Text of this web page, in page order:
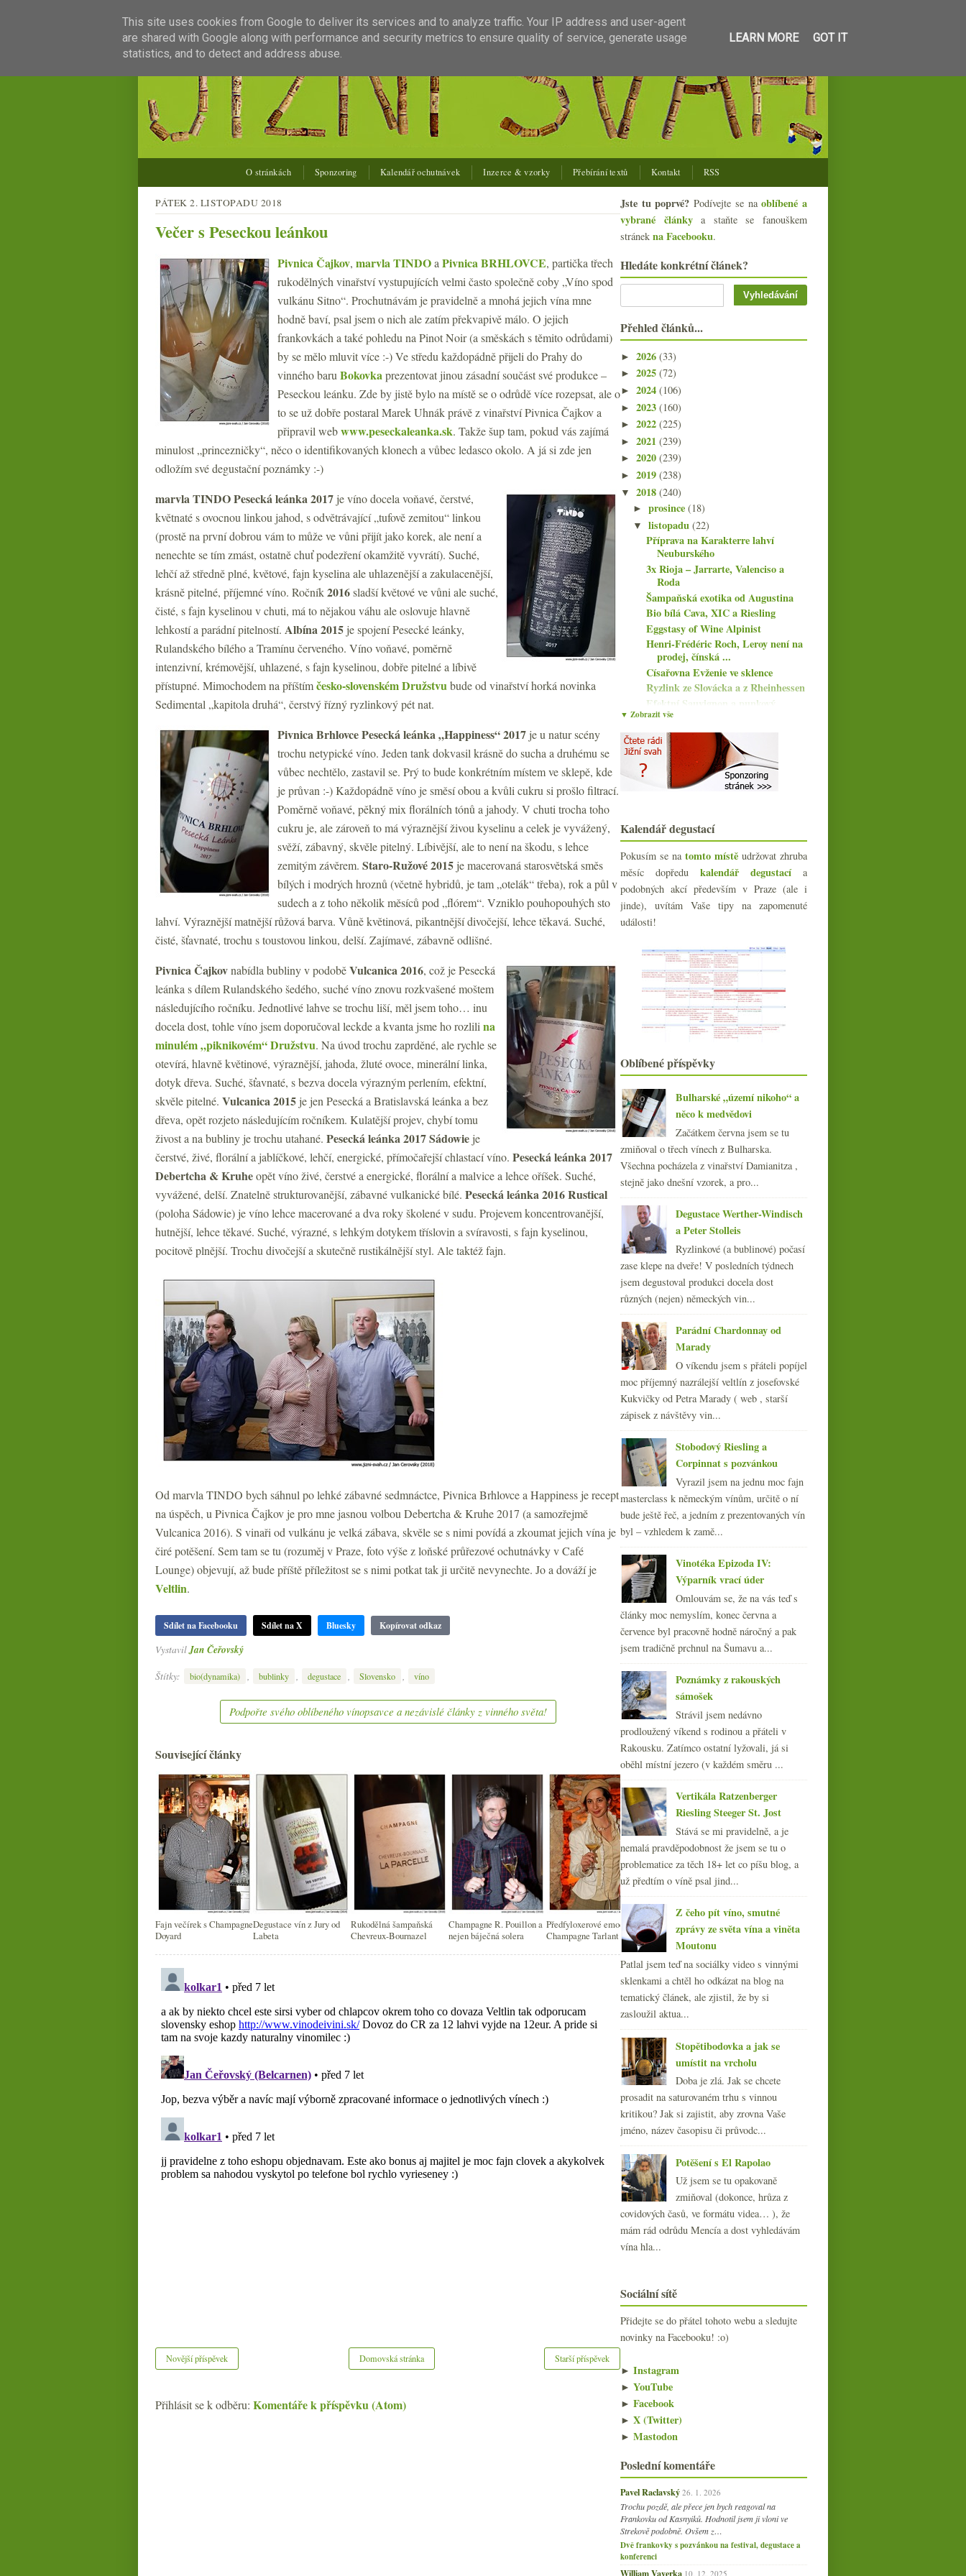
O stránkách Sponzoring Kalendář ochutnávek Inzerce & vzorky Přebírání textů Kontakt RSS
PÁTEK 2. LISTOPADU 2018
Večer s Peseckou leánkou
Pivnica Čajkov, marvla TINDOa Pivnica BRHLOVCE, partička třech
rukodělných vinařství vystupujících velmi často společně coby „Víno spod
vulkánu Sitno“. Prochutnávám je pravidelně a mnohá jejich vína mne
hodně baví, psal jsem o nich ale zatím překvapivě málo. O jejich
frankovkách a také pohledu na Pinot Noir (a směskách s těmito odrůdami)
by se mělo mluvit více :-) Ve středu každopádně přijeli do Prahy do
vinného baru Bokovkaprezentovat jinou zásadní součást své produkce –
Peseckou leánku. Zde by jistě bylo na místě se o odrůdě více rozepsat, ale o
to se už dobře postaral Marek Uhnák právě z vinařství Pivnica Čajkov a
připravil webwww.peseckaleanka.sk. Takže šup tam, pokud vás zajímá
minulost „princezničky“, něco o identifikovaných klonech a vůbec ledasco okolo. A já si zde jen
odložím své degustační poznámky :-)
marvla TINDOPesecká leánka 2017 je víno docela voňavé, čerstvé,
květnaté s ovocnou linkou jahod, s odvětrávající „tufově zemitou“ linkou
(prostě na první dobrou vám to může ve vůni přijít jako korek, ale není a
nenechte se tím zmást, ostatně chuť podezření okamžitě vyvrátí). Suché,
lehčí až středně plné, květové, fajn kyselina ale uhlazenější a zakulacenější,
krásně pitelné, příjemné víno. Ročník2016sladší květové ve vůni ale suché,
čisté, s fajn kyselinou v chuti, má to nějakou váhu ale oslovuje hlavně
lehkostí a parádní pitelností. Albína 2015 je spojení Pesecké leánky,
Rulandského bílého a Tramínu červeného. Víno voňavé, poměrně
intenzivní, krémovější, uhlazené, s fajn kyselinou, dobře pitelné a líbivě
přístupné. Mimochodem na příštímčesko-slovenském Družstvubude od vinařství horká novinka
Sedimental „kapitola druhá“, čerstvý řízný ryzlinkový pét nat.
Pivnica Brhlovce Pesecká leánka „Happiness“ 2017 jeu natur scény
trochu netypické víno. Jeden tank dokvasil krásně do sucha a druhému se
vůbec nechtělo, zastavil se. Prý to bude konkrétním místem ve sklepě, kde
je průvan :-) Každopádně víno je směsí obou a kvůli cukru si prošlo filtrací.
Poměrně voňavé, pěkný mix florálních tónů a jahody. V chuti trocha toho
cukru je, ale zároveň to má výraznější živou kyselinu a celek je vyvážený,
svěží, zábavný, skvěle pitelný. Líbivější, ale to není na škodu, s lehce
zemitým závěrem. Staro-Ružové 2015 je macerovaná starosvětská směs
bílých i modrých hroznů (včetně hybridů, je tam „otelák“ třeba), rok a půl v
sudech a z toho několik měsíců pod „flórem“. Vzniklo pouhopouhých sto
lahví. Výraznější matnější růžová barva. Vůně květinová, pikantnější divočejší, lehce těkavá. Suché,
čisté, šťavnaté, trochu s toustovou linkou, delší. Zajímavé, zábavně odlišné.
Pivnica Čajkovnabídla bubliny v podoběVulcanica 2016, což je Pesecká
leánka s dílem Rulandského šedého, suché víno znovu rozkvašené moštem
následujícího ročníku. Jednotlivé lahve se trochu liší, měl jsem toho… inu
docela dost, tohle víno jsem doporučoval leckde a kvanta jsme ho rozlili na
minulém „piknikovém“ Družstvu. Na úvod trochu zaprděné, ale rychle se
otevírá, hlavně květinové, výraznější, jahoda, žluté ovoce, minerální linka,
dotyk dřeva. Suché, šťavnaté, s bezva docela výrazným perlením, efektní,
skvěle pitelné. Vulcanica 2015 je jen Pesecká a Bratislavská leánka a bez
dřeva, opět rozjeto následujícím ročníkem. Kulatější projev, chybí tomu
živost a na bubliny je trochu utahané. Pesecká leánka 2017 Sádowie je
čerstvé, živé, florální a jablíčkové, lehčí, energické, přímočařejší chlastací víno. Pesecká leánka 2017
Debertcha & Kruheopět víno živé, čerstvé a energické, florální a malvice a lehce oříšek. Suché,
vyvážené, delší. Znatelně strukturovanější, zábavné vulkanické bílé. Pesecká leánka 2016 Rustical
(poloha Sádowie) jevíno lehce macerované a dva roky školené v sudu. Projevem koncentrovanější,
hutnější, lehce těkavé. Suché, výrazné, s lehkým dotykem tříslovin a svíravosti, s fajn kyselinou,
pocitově plnější. Trochu divočejší a skutečně rustikálnější styl. Ale taktéž fajn.
Od marvla TINDO bych sáhnul po lehké zábavné sedmnáctce, Pivnica Brhlovce a Happiness je recept
na úspěch, u Pivnica Čajkov je pro mne jasnou volbou Debertcha & Kruhe 2017 (a samozřejmě
Vulcanica 2016). S vinaři od vulkánu je velká zábava, skvěle se s nimi povídá a zkoumat jejich vína je
čiré potěšení. Sem tam se tu (rozuměj v Praze, foto výše z loňské průřezové ochutnávky v Café
Lounge) objevují, až bude příště příležitost se s nimi potkat tak ji určitě nevynechte. Jo a dováží je
Veltlin.
Sdílet na Facebooku Sdílet na X Bluesky Kopírovat odkaz
VystavilJan Čeřovský
Štítky:
bio(dynamika) bublinky degustace Slovensko víno
Podpořte svého oblíbeného vínopsavce a nezávislé články z vinného světa!
Související články
Fajn večírek s Champagne
Doyard
Degustace vín z Jury od
Labeta
Rukodělná šampaňská
Chevreux-Bournazel
Champagne R. Pouillon a
nejen báječná solera
Předfyloxerové emoce s
Champagne Tarlant
Šumivá degustace na
téma Corpinnat
Novější příspěvek Starší příspěvek
Domovská stránka
Přihlásit se k odběru: Komentáře k příspěvku (Atom)
Jste tu poprvé? Podívejte se naoblíbené a
vybrané článkya staňte se fanouškem
stránek na Facebooku.
Hledáte konkrétní článek?
Přehled článků...
► 2026 (33)
► 2025 (72)
► 2024 (106)
► 2023 (160)
► 2022 (225)
► 2021 (239)
► 2020 (239)
► 2019 (238)
▼ 2018 (240)
►prosince(18)
▼listopadu(22)
Příprava na Karakterre lahví
Neuburského
3x Rioja – Jarrarte, Valenciso a
Roda
Šampaňská exotika od Augustina
Bio bílá Cava, XIC a Riesling
Eggstasy of Wine Alpinist
Henri-Frédéric Roch, Leroy není na
prodej, čínská ...
Císařovna Evženie ve sklence
Ryzlink ze Slovácka a z Rheinhessen
Efektní Sauvignon a punkový
šumivý Ryzlink
Parádní Rioja za skvělou cenu
Tři mladá Beaujolais od Domaines
Chermette
Vysokohorská argentinská Criolla
Mladistvé červené a seriózní nazrálé
měď, vedro v B...
Slovenskou párty
Osm mladých naturálních vín
Německé, jihofrancouzské a řecké
červené
Klasické „základní“ skvělé
Netradiční ale výtečná naturální
směs z Kantábrie
Naturální Alsasko od Jeana
Ginglingera
Večer s Peseckou leánkou
Dvakrát Raúl Pérez a španělská
►září(19)
►srpna
►července(18)
►června(20)
►května(19)
►dubna(19)
►března(21)
►února(20)
►ledna
►2017(240)
►2016(250)
2015 (251)
►2014(254)
►2013(249)
►2012(254)
►2011(252)
►2010(249)
►2009(249)
►2008(270)
►2007(108)
▼ Zobrazit vše
Kalendář degustací
Pokusím se na tomto místě udržovat zhruba
měsíc dopředu kalendář degustacía
podobných akcí především v Praze (ale i
jinde), uvítám Vaše tipy na zapomenuté
události!
Oblíbené příspěvky
Bulharské „území nikoho“ a
něco k medvědovi
Začátkem června jsem se tu
zmiňoval o třech vínech z Bulharska.
Všechna pocházela z vinařství Damianitza ,
stejně jako dnešní vzorek, a pro...
Degustace Werther-Windisch
a Peter Stolleis
Ryzlinkové (a bublinové) počasí
zase klepe na dveře! V posledních týdnech
jsem degustoval produkci docela dost
různých (nejen) německých vin...
Parádní Chardonnay od
Marady
O víkendu jsem s přáteli popíjel
moc příjemný nazrálejší veltlín z josefovské
Kukvičky od Petra Marady ( web , starší
zápisek z návštěvy vin...
Stobodový Riesling a
Corpinnat s pozvánkou
Vyrazil jsem na jednu moc fajn
masterclass k německým vínům, určitě o ní
bude ještě řeč, a jedním z prezentovaných vín
byl – vzhledem k zamě...
Vinotéka Epizoda IV:
Výparník vrací úder
Omlouvám se, že na vás teď s
články moc nemyslím, konec června a
července byl pracovně hodně náročný a pak
jsem tradičně prchnul na Šumavu a...
Poznámky z rakouských
sámošek
Strávil jsem nedávno
prodloužený víkend s rodinou a přáteli v
Rakousku. Zatímco ostatní lyžovali, já si
oběhl místní jezero (v každém směru ...
Vertikála Ratzenberger
Riesling Steeger St. Jost
Stává se mi pravidelně, a je
nemalá pravděpodobnost že jsem se tu o
problematice za těch 18+ let co píšu blog, a
už předtím o víně psal jind...
Z čeho pít víno, smutné
zprávy ze světa vína a viněta
Moutonu
Patlal jsem teď na sociálky video s vinnými
sklenkami a chtěl ho odkázat na blog na
tematický článek, ale zjistil, že by si
zasloužil aktua...
Stopětibodovka a jak se
umístit na vrcholu
Doba je zlá. Jak se chcete
prosadit na saturovaném trhu s vinnou
kritikou? Jak si zajistit, aby zrovna Vaše
jméno, název časopisu či průvodc...
Potěšení s El Rapolao
Už jsem se tu opakovaně
zmiňoval (dokonce, hrůza z
covidových časů, ve formátu videa… ), že
mám rád odrůdu Mencía a dost vyhledávám
vína hla...
Sociální sítě
Přidejte se do přátel tohoto webu a sledujte
novinky na Facebooku! :o)
► Instagram
► YouTube
► Facebook
► X (Twitter)
► Mastodon
Poslední komentáře
Pavel Raclavský 26. 1. 2026
Trochu pozdě, ale přece jen bych reagoval na
Frankovku od Kasnyiků. Hodnotil jsem ji vloni ve
Strekově podobně. Ovšem z…
Dvě frankovky s pozvánkou na festival, degustace a
konferenci
William Vaverka 10. 12. 2025
This site uses cookies from Google to deliver its services and to analyze traffic. Your IP address and user-agent
are shared with Google along with performance and security metrics to ensure quality of service, generate usage
statistics, and to detect and address abuse.
LEARN MORE GOT IT